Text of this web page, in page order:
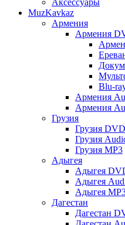
Аксессуары
MuzKavkaz
Армения
Армения
Blu-
Армения
Армения
Грузия
Грузия DVD
Грузия
Грузия MP3
Адыгея
Адыгея
Адыгея
Адыгея
Дагестан
Дагестан